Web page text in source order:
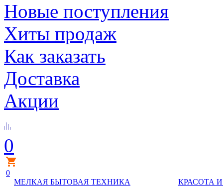
Новые поступления
Хиты продаж
Как заказать
Доставка
Акции
0
0
МЕЛКАЯ БЫТОВАЯ ТЕХНИКА
КРАСОТА